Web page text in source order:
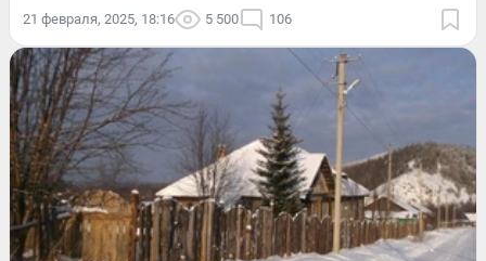
21 февраля, 2025, 18:16 5 500 106